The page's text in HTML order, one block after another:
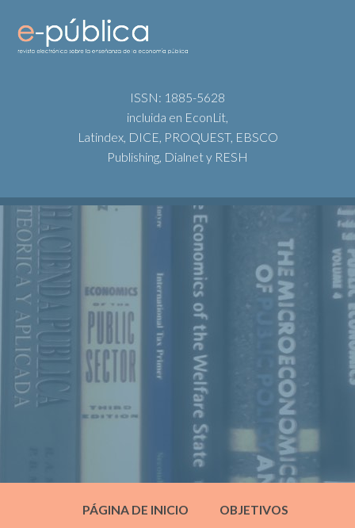
ISSN: 1885-5628
incluida en EconLit,
Latindex, DICE, PROQUEST, EBSCO
Publishing, Dialnet y RESH
PÁGINA DE INICIO OBJETIVOS